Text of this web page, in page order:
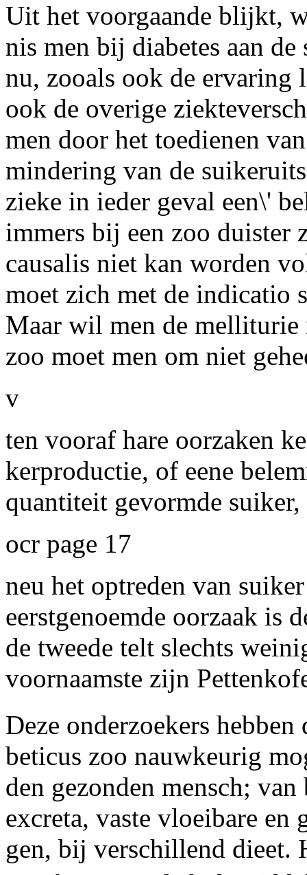
Uit het voorgaande blijkt,
nis men bij diabetes aan
nu, zooals ook de
ook de overige
men door het toedienen
mindering van de
zieke in ieder geval een\'
immers bij een zoo duister
causalis niet kan worden
moet zich met de indicatio
Maar wil men de melliturie
zoo moet men om niet
v
ten vooraf hare oorzaken
kerproductie, of eene
quantiteit gevormde
ocr page 17
neu het optreden van
eerstgenoemde oorzaak is
de tweede telt slechts
voornaamste zijn
Deze onderzoekers
beticus zoo nauwkeurig
den gezonden mensch;
excreta, vaste vloeibare
gen, bij verschillend dieet.